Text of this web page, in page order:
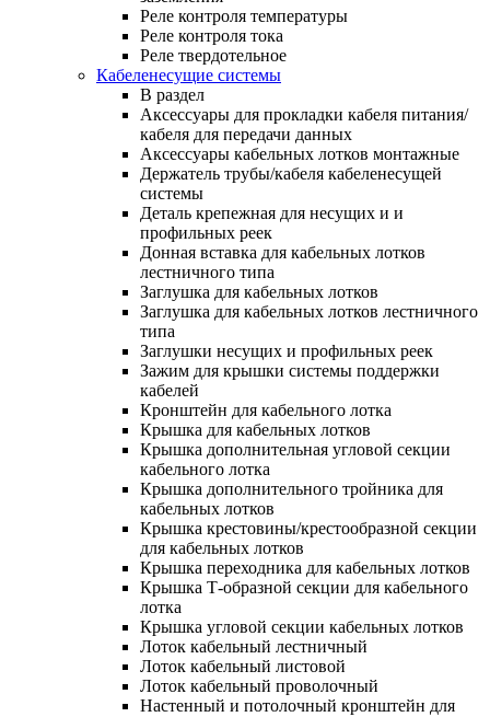
Реле контроля температуры
Реле контроля тока
Реле твердотельное
Кабеленесущие системы
В раздел
Аксессуары для прокладки кабеля питания/
кабеля для передачи данных
Аксессуары кабельных лотков монтажные
Держатель трубы/кабеля кабеленесущей
системы
Деталь крепежная для несущих и и
профильных реек
Донная вставка для кабельных лотков
лестничного типа
Заглушка для кабельных лотков
Заглушка для кабельных лотков лестничного
типа
Заглушки несущих и профильных реек
Зажим для крышки системы поддержки
кабелей
Кронштейн для кабельного лотка
Крышка для кабельных лотков
Крышка дополнительная угловой секции
кабельного лотка
Крышка дополнительного тройника для
кабельных лотков
Крышка крестовины/крестообразной секции
для кабельных лотков
Крышка переходника для кабельных лотков
Крышка Т-образной секции для кабельного
лотка
Крышка угловой секции кабельных лотков
Лоток кабельный лестничный
Лоток кабельный листовой
Лоток кабельный проволочный
Настенный и потолочный кронштейн для